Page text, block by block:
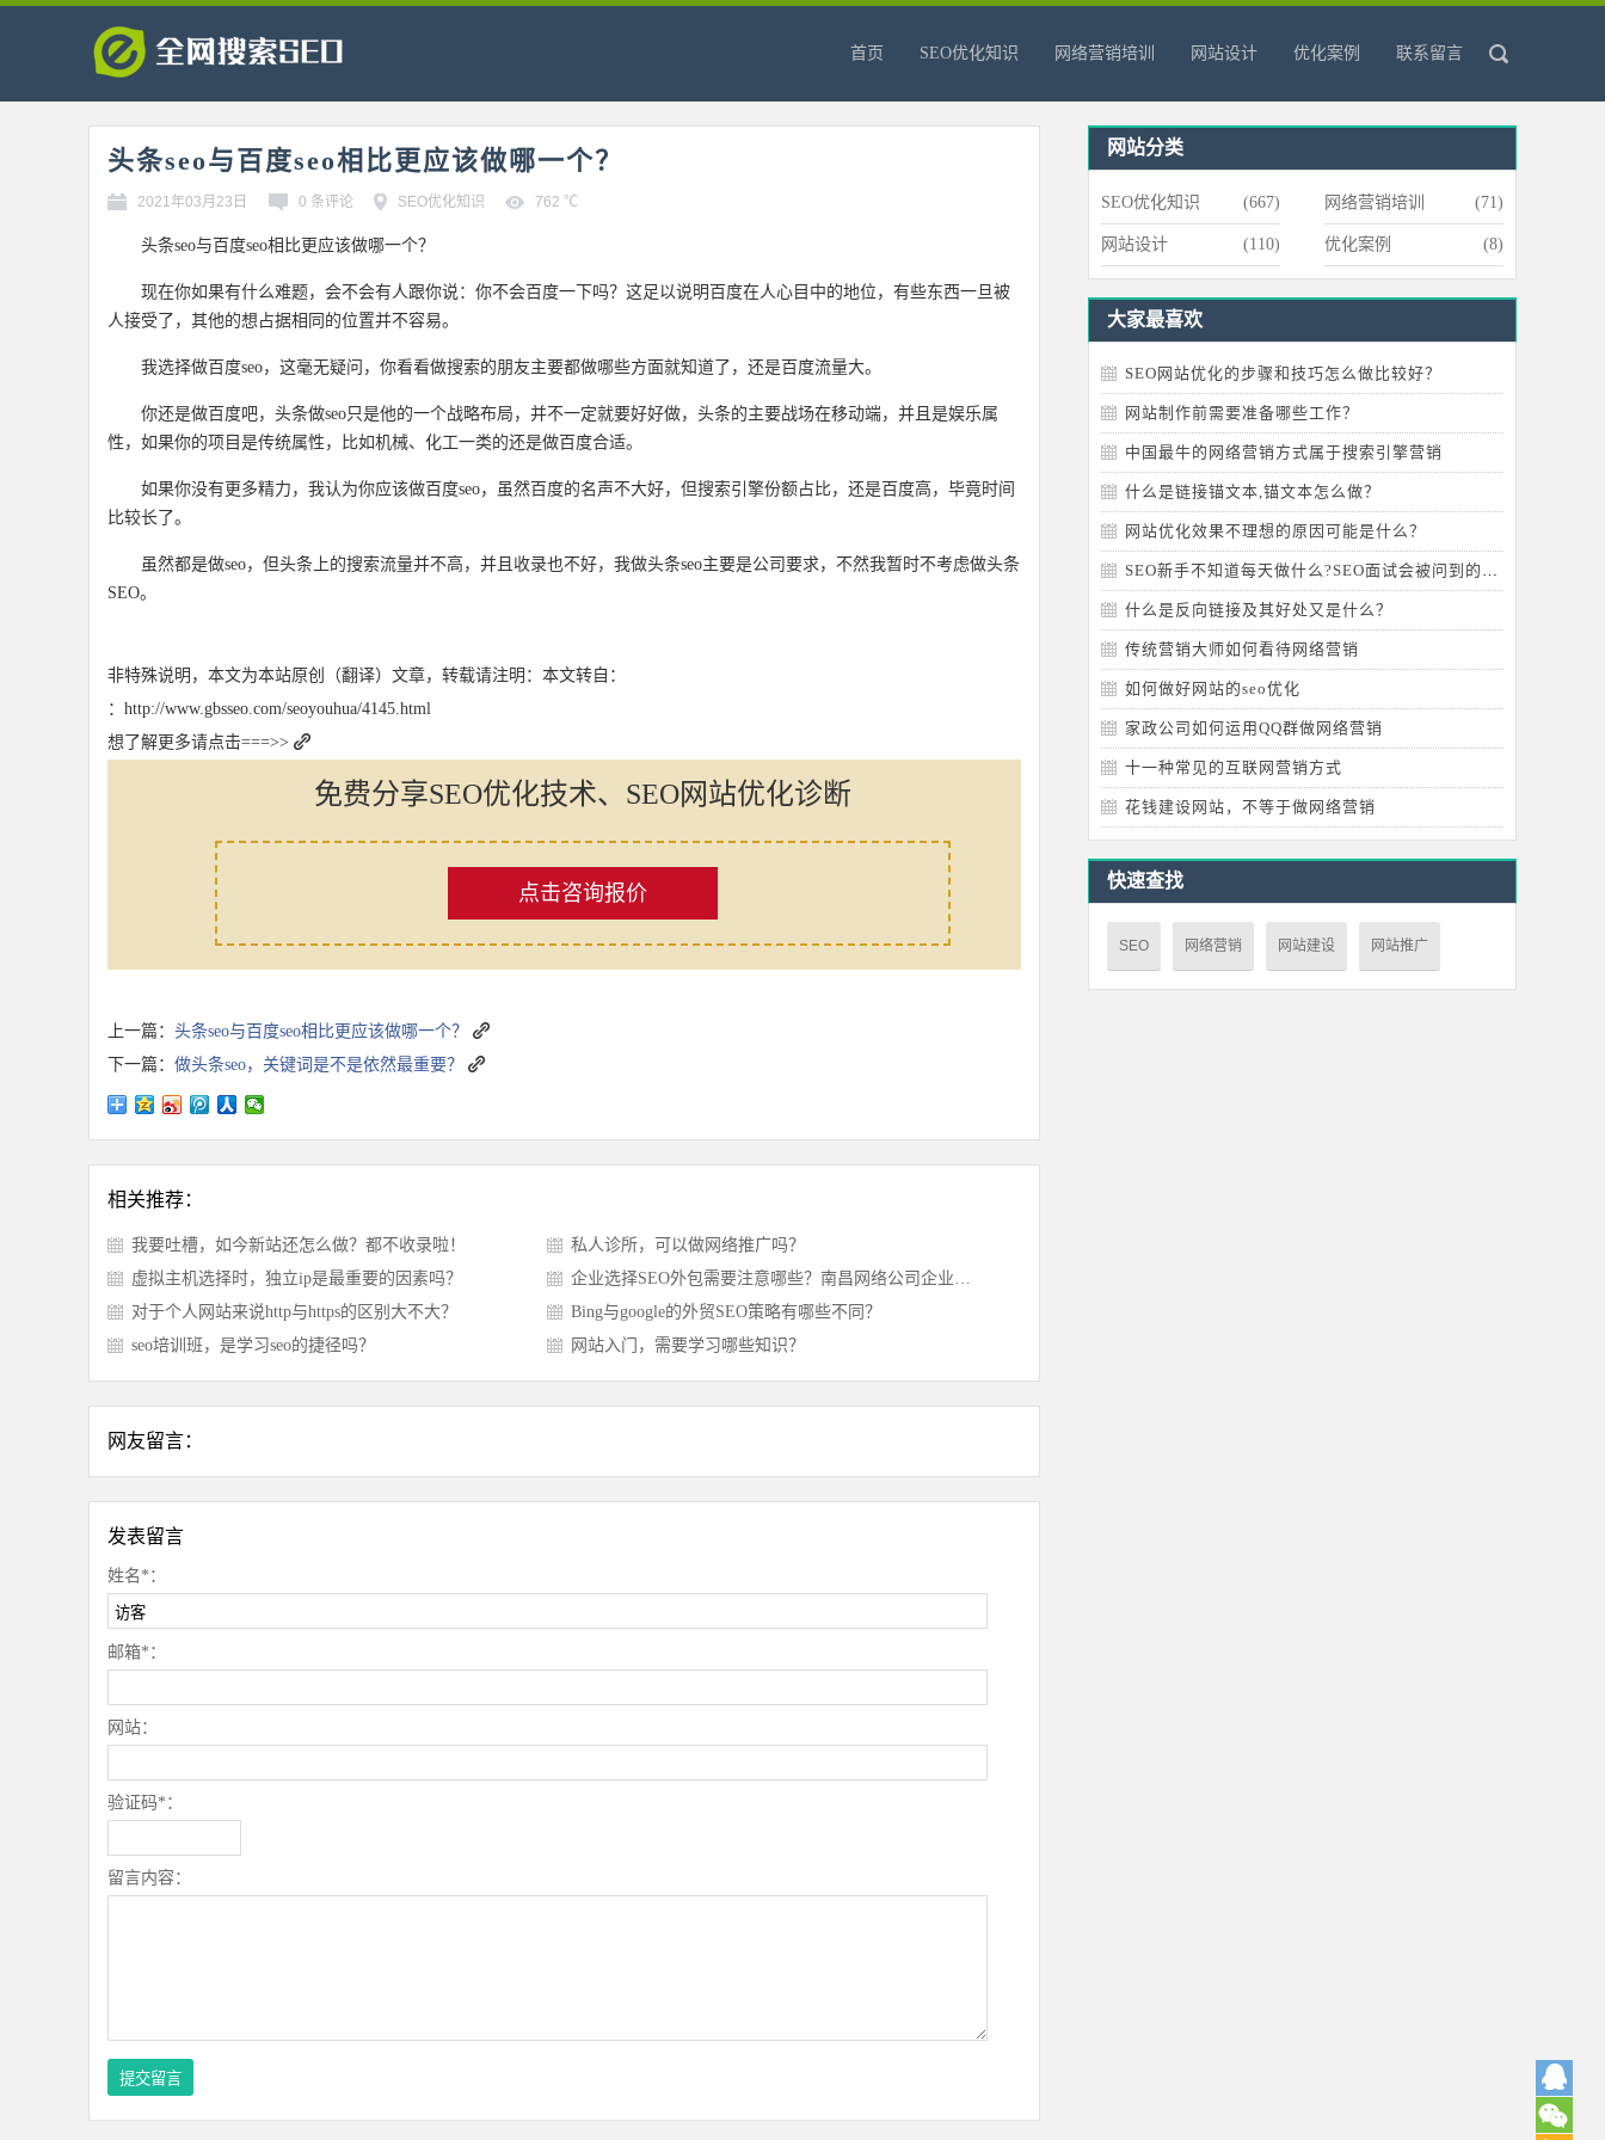
首页 SEO优化知识 网络营销培训 网站设计 优化案例 联系留言
头条seo与百度seo相比更应该做哪一个？
2021年03月23日 0 条评论 SEO优化知识 762 ℃
头条seo与百度seo相比更应该做哪一个？
现在你如果有什么难题，会不会有人跟你说：你不会百度一下吗？这足以说明百度在人心目中的地位，有些东西一旦被
人接受了，其他的想占据相同的位置并不容易。
我选择做百度seo，这毫无疑问，你看看做搜索的朋友主要都做哪些方面就知道了，还是百度流量大。
你还是做百度吧，头条做seo只是他的一个战略布局，并不一定就要好好做，头条的主要战场在移动端，并且是娱乐属
性，如果你的项目是传统属性，比如机械、化工一类的还是做百度合适。
如果你没有更多精力，我认为你应该做百度seo，虽然百度的名声不大好，但搜索引擎份额占比，还是百度高，毕竟时间
比较长了。
虽然都是做seo，但头条上的搜索流量并不高，并且收录也不好，我做头条seo主要是公司要求，不然我暂时不考虑做头条
SEO。
非特殊说明，本文为本站原创（翻译）文章，转载请注明：本文转自：
：http://www.gbsseo.com/seoyouhua/4145.html
想了解更多请点击===>>
免费分享SEO优化技术、SEO网站优化诊断
点击咨询报价
上一篇：头条seo与百度seo相比更应该做哪一个？
下一篇：做头条seo，关键词是不是依然最重要？
相关推荐：
我要吐槽，如今新站还怎么做？都不收录啦！
私人诊所，可以做网络推广吗？
虚拟主机选择时，独立ip是最重要的因素吗？
企业选择SEO外包需要注意哪些？南昌网络公司企业优化方案
对于个人网站来说http与https的区别大不大？
Bing与google的外贸SEO策略有哪些不同？
seo培训班，是学习seo的捷径吗？
网站入门，需要学习哪些知识？
网友留言：
发表留言
姓名*：
邮箱*：
网站：
验证码*：
留言内容：
网站分类
SEO优化知识 (667) 网络营销培训 (71)
网站设计 (110) 优化案例 (8)
大家最喜欢
SEO网站优化的步骤和技巧怎么做比较好？
网站制作前需要准备哪些工作？
中国最牛的网络营销方式属于搜索引擎营销
什么是链接锚文本,锚文本怎么做？
网站优化效果不理想的原因可能是什么？
SEO新手不知道每天做什么?SEO面试会被问到的问题
什么是反向链接及其好处又是什么？
传统营销大师如何看待网络营销
如何做好网站的seo优化
家政公司如何运用QQ群做网络营销
十一种常见的互联网营销方式
花钱建设网站，不等于做网络营销
快速查找
SEO 网络营销 网站建设 网站推广